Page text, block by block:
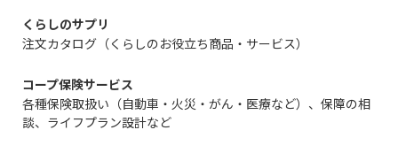
くらしのサプリ
注文カタログ（くらしのお役立ち商品・サービス）
コープ保険サービス
各種保険取扱い（自動車・火災・がん・医療など）、保障の相
談、ライフプラン設計など